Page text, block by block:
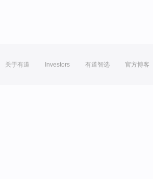
关于有道 Investors 有道智选 官方博客